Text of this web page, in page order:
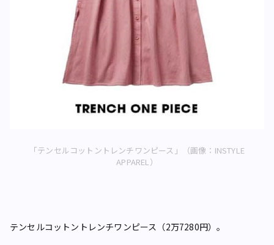
「テンセルコットントレンチワンピース」（画像：INSTYLE
APPAREL）
テンセルコットントレンチワンピース（2万7280円）。